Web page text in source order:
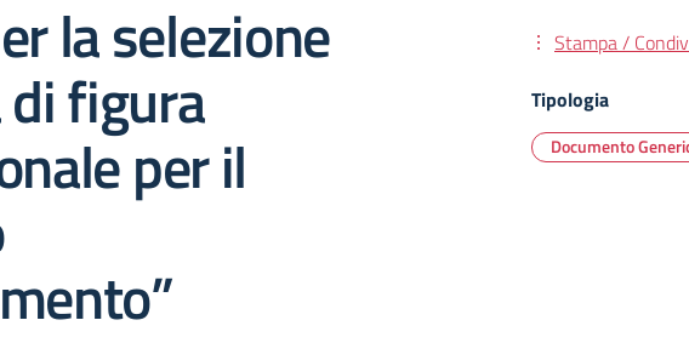
la selezione
figura
per il
Stampa /
Tipologia
Documento